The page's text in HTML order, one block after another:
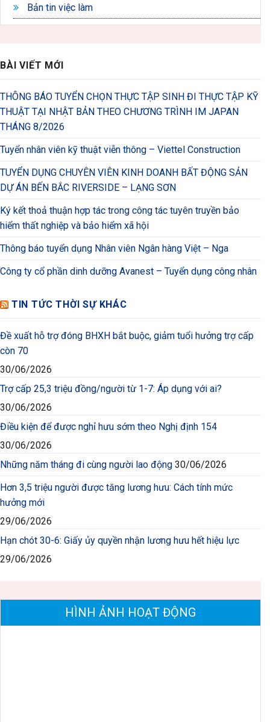
Bản tin việc làm
BÀI VIẾT MỚI
THÔNG BÁO TUYỂN CHỌN THỰC TẬP SINH ĐI THỰC TẬP KỸ
THUẬT TẠI NHẬT BẢN THEO CHƯƠNG TRÌNH IM JAPAN
THÁNG 8/2026
Tuyển nhân viên kỹ thuật viễn thông – Viettel Construction
TUYỂN DỤNG CHUYÊN VIÊN KINH DOANH BẤT ĐỘNG SẢN
DỰ ÁN BẾN BẮC RIVERSIDE – LẠNG SƠN
Ký kết thoả thuận hợp tác trong công tác tuyên truyền bảo
hiểm thất nghiệp và bảo hiểm xã hội
Thông báo tuyển dụng Nhân viên Ngân hàng Việt – Nga
Công ty cổ phần dinh dưỡng Avanest – Tuyển dụng công nhân
TIN TỨC THỜI SỰ KHÁC
Đề xuất hỗ trợ đóng BHXH bắt buộc, giảm tuổi hưởng trợ cấp
còn 70
30/06/2026
Trợ cấp 25,3 triệu đồng/người từ 1-7: Áp dụng với ai?
30/06/2026
Điều kiện để được nghỉ hưu sớm theo Nghị định 154
30/06/2026
Những năm tháng đi cùng người lao động 30/06/2026
Hơn 3,5 triệu người được tăng lương hưu: Cách tính mức
hưởng mới
29/06/2026
Hạn chót 30-6: Giấy ủy quyền nhận lương hưu hết hiệu lực
29/06/2026
HÌNH ẢNH HOẠT ĐỘNG